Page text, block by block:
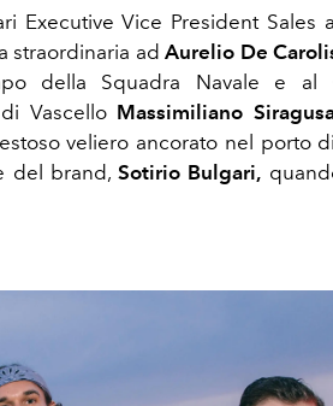
Executive Vice President Sales
straordinaria adAurelio De
della Squadra Navale e al
Vascello Massimiliano
veliero ancorato nel porto
del brand,Sotirio Bulgari,